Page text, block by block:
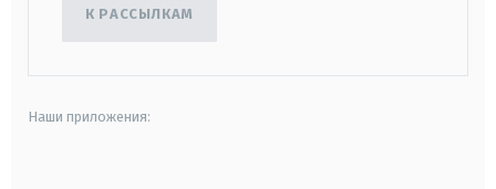
К РАССЫЛКАМ
Наши приложения: